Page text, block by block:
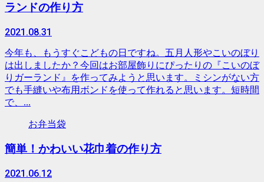
ランドの作り方
2021.08.31
今年も、もうすぐこどもの日ですね。五月人形やこいのぼり
は出しましたか？今回はお部屋飾りにぴったりの『こいのぼ
りガーランド』を作ってみようと思います。ミシンがない方
でも手縫いや布用ボンドを使って作れると思います。短時間
で、...
お弁当袋
簡単！かわいい花巾着の作り方
2021.06.12